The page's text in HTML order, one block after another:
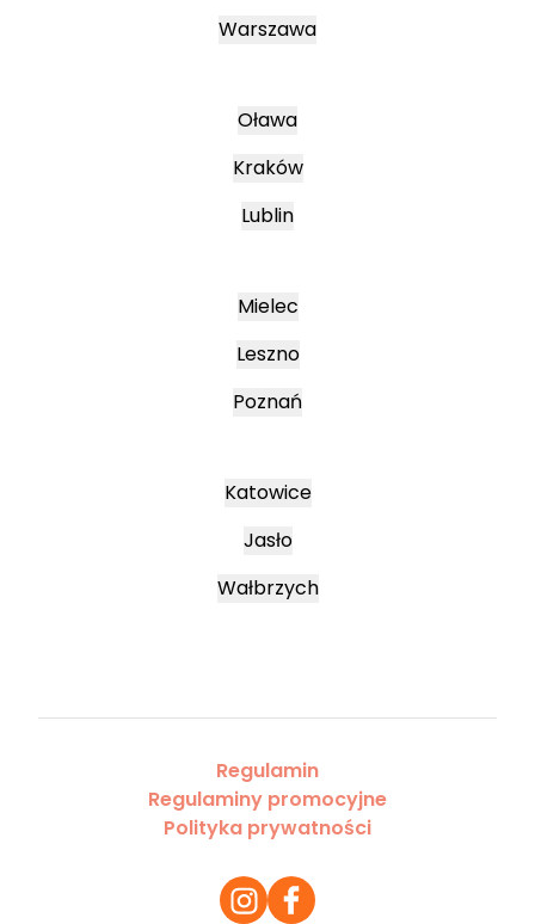
Warszawa
Oława
Kraków
Lublin
Mielec
Leszno
Poznań
Katowice
Jasło
Wałbrzych
Regulamin
Regulaminy promocyjne
Polityka prywatności